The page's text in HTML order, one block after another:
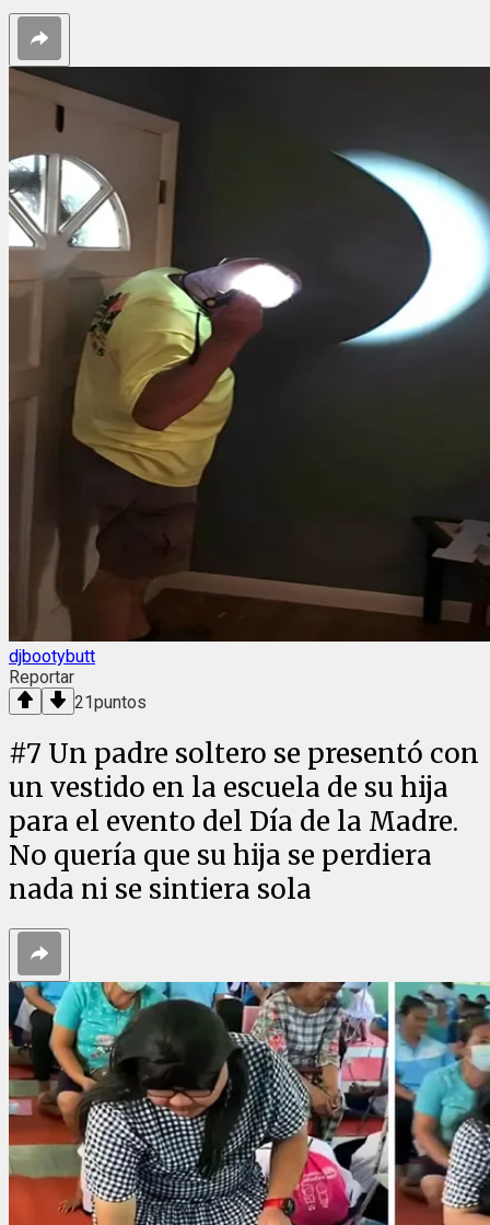
djbootybutt
Reportar
21puntos
#7 Un padre soltero se presentó con
un vestido en la escuela de su hija
para el evento del Día de la Madre.
No quería que su hija se perdiera
nada ni se sintiera sola